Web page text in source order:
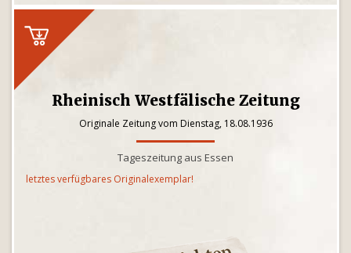
Rheinisch Westfälische Zeitung
Originale Zeitung vom Dienstag, 18.08.1936
Tageszeitung aus Essen
letztes verfügbares Originalexemplar!